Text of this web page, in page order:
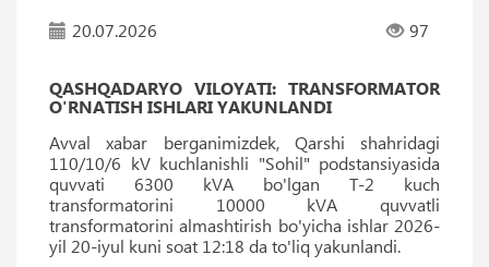
20.07.2026
97
QASHQADARYO VILOYATI: TRANSFORMATOR
O'RNATISH ISHLARI YAKUNLANDI
Avval xabar berganimizdek, Qarshi shahridagi
110/10/6 kV kuchlanishli "Sohil" podstansiyasida
quvvati 6300 kVA bo'lgan T-2 kuch
transformatorini 10000 kVA quvvatli
transformatorini almashtirish bo'yicha ishlar 2026-
yil 20-iyul kuni soat 12:18 da to'liq yakunlandi.